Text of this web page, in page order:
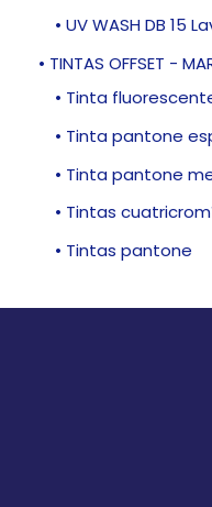
• UV WASH DB 15
• TINTAS OFFSET -
• Tinta
• Tinta pantone
• Tinta pantone
• Tintas
• Tintas pantone